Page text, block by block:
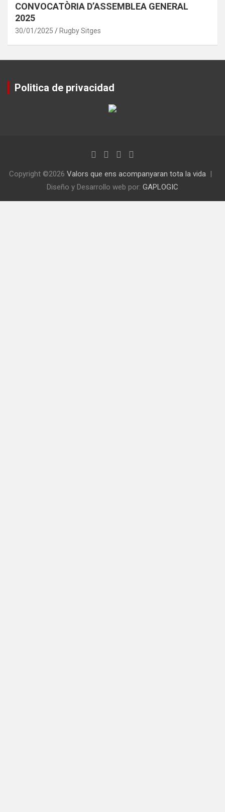
CONVOCATÒRIA D’ASSEMBLEA GENERAL
2025
30/01/2025 Rugby Sitges
Politica de privacidad
Copyright ©2026 Valors que ens acompanyaran tota la vida
Diseño y Desarrollo web por: GAPLOGIC